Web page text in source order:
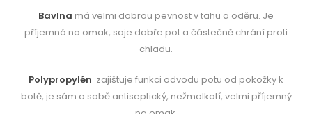
Bavlna má velmi dobrou pevnost v tahu a oděru. Je
příjemná na omak, saje dobře pot a částečně chrání proti
chladu.
Polypropylén zajištuje funkci odvodu potu od pokožky k
botě, je sám o sobě antiseptický, nežmolkatí, velmi příjemný